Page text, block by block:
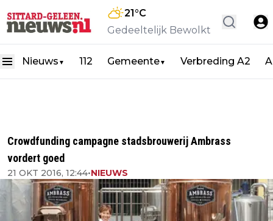
21°C
Gedeeltelijk Bewolkt
Nieuws ▼ 112 Gemeente▼ Verbreding A2
Crowdfunding campagne stadsbrouwerij Ambrass
vordert goed
21 OKT 2016, 12:44•NIEUWS